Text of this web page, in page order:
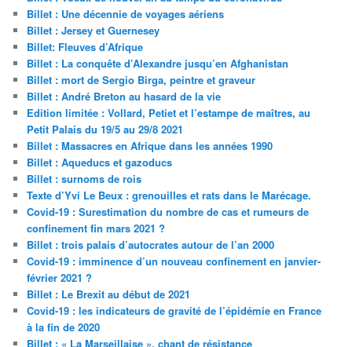
Billet : Une décennie de voyages aériens
Billet : Jersey et Guernesey
Billet: Fleuves d’Afrique
Billet : La conquête d’Alexandre jusqu’en Afghanistan
Billet : mort de Sergio Birga, peintre et graveur
Billet : André Breton au hasard de la vie
Edition limitée : Vollard, Petiet et l’estampe de maîtres, au
Petit Palais du 19/5 au 29/8 2021
Billet : Massacres en Afrique dans les années 1990
Billet : Aqueducs et gazoducs
Billet : surnoms de rois
Texte d’Yvi Le Beux : grenouilles et rats dans le Marécage.
Covid-19 : Surestimation du nombre de cas et rumeurs de
confinement fin mars 2021 ?
Billet : trois palais d’autocrates autour de l’an 2000
Covid-19 : imminence d’un nouveau confinement en janvier-
février 2021 ?
Billet : Le Brexit au début de 2021
Covid-19 : les indicateurs de gravité de l’épidémie en France
à la fin de 2020
Billet : « La Marseillaise », chant de résistance